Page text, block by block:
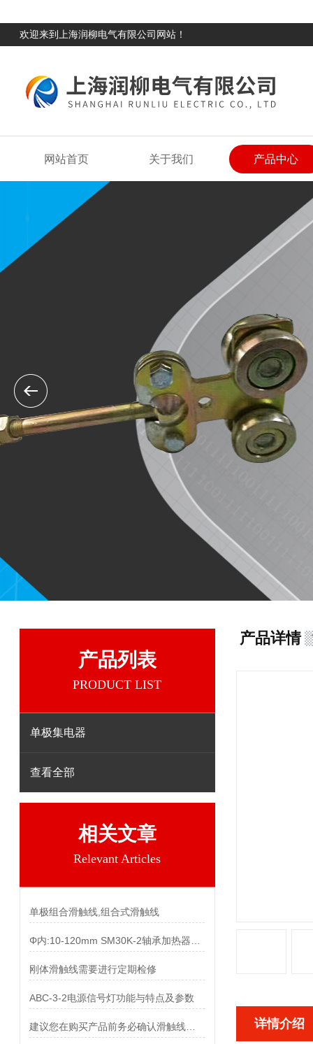
欢迎来到上海润柳电气有限公司网站！
网站首页 关于我们 产品中心
产品列表
PRODUCT LIST
单极集电器
查看全部
相关文章
Relevant Articles
单极组合滑触线,组合式滑触线
刚体滑触线需要进行定期检修
ABC-3-2电源信号灯功能与特点及参数
产品详情
详情介绍